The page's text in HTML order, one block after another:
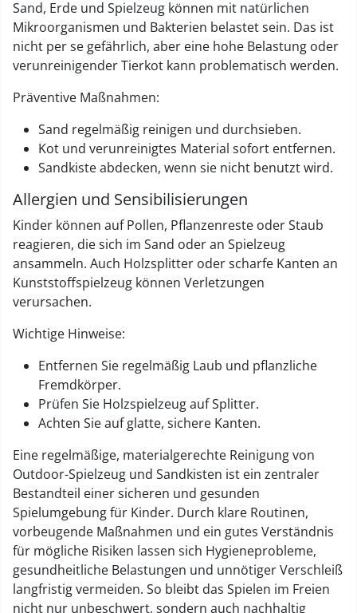
Sand, Erde und Spielzeug können mit natürlichen
Mikroorganismen und Bakterien belastet sein. Das ist
nicht per se gefährlich, aber eine hohe Belastung oder
verunreinigender Tierkot kann problematisch werden.
Präventive Maßnahmen:
Sand regelmäßig reinigen und durchsieben.
Kot und verunreinigtes Material sofort entfernen.
Sandkiste abdecken, wenn sie nicht benutzt wird.
Allergien und Sensibilisierungen
Kinder können auf Pollen, Pflanzenreste oder Staub
reagieren, die sich im Sand oder an Spielzeug
ansammeln. Auch Holzsplitter oder scharfe Kanten an
Kunststoffspielzeug können Verletzungen
verursachen.
Wichtige Hinweise:
Entfernen Sie regelmäßig Laub und pflanzliche
Fremdkörper.
Prüfen Sie Holzspielzeug auf Splitter.
Achten Sie auf glatte, sichere Kanten.
Eine regelmäßige, materialgerechte Reinigung von
Outdoor-Spielzeug und Sandkisten ist ein zentraler
Bestandteil einer sicheren und gesunden
Spielumgebung für Kinder. Durch klare Routinen,
vorbeugende Maßnahmen und ein gutes Verständnis
für mögliche Risiken lassen sich Hygieneprobleme,
gesundheitliche Belastungen und unnötiger Verschleiß
langfristig vermeiden. So bleibt das Spielen im Freien
nicht nur unbeschwert, sondern auch nachhaltig